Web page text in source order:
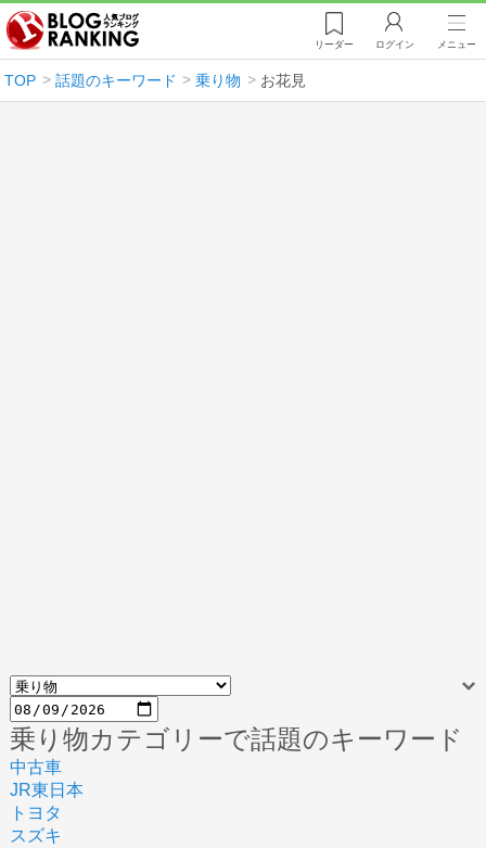
リーダー ログイン メニュー
TOP 話題のキーワード 乗り物 お花見
乗り物カテゴリーで話題のキーワード
中古車
JR東日本
トヨタ
スズキ